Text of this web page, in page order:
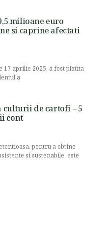
milioane euro
si caprine afectati
17 aprilie 2025, a fost platita
a
culturii de cartofi – 5
cont
pentru a obtine
si sustenabile, este